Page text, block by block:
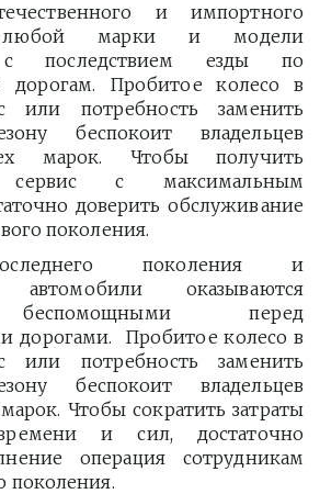
и импортного
любой марки и модели
с последствием езды по
дорогам. Пробитое колесо в
или потребность заменить
беспокоит владельцев
марок. Чтобы получить
сервис с максимальным
доверить обслуживание
поколения.
поколения и
автомобили оказываются
перед
дорогами. Пробитое колесо в
или потребность заменить
беспокоит владельцев
Чтобы сократить затраты
и сил, достаточно
операция сотрудникам
поколения.